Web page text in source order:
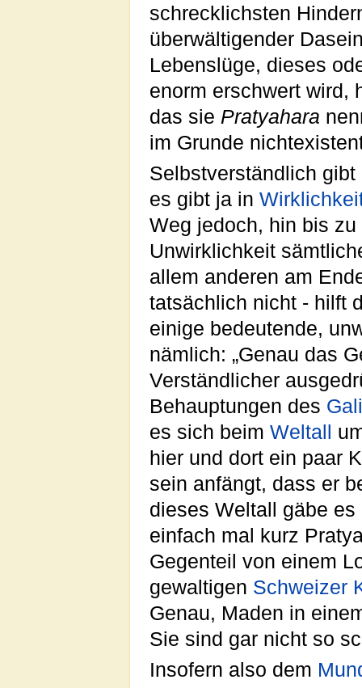
schrecklichsten
überwältigender
Lebenslüge, dieses
enorm erschwert wird,
das sie Pratyahara
im Grunde
Selbstverständlich
es gibt ja in
Weg jedoch, hin bis
Unwirklichkeit
allem anderen am
tatsächlich nicht - hilft
einige bedeutende,
nämlich: „Genau das
Verständlicher
Behauptungen des
es sich beim Weltall
hier und dort ein paar
sein anfängt, dass er
dieses Weltall gäbe
einfach mal kurz
Gegenteil von einem
gewaltigen Schweizer
Genau, Maden in
Sie sind gar nicht so
Insofern also dem